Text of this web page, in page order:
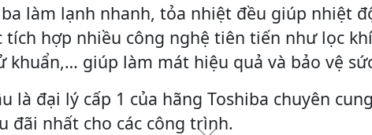
làm lạnh nhanh, tỏa nhiệt đều giúp nhiệt
tích hợp nhiều công nghệ tiên tiến như lọc
khuẩn,… giúp làm mát hiệu quả và bảo vệ
là đại lý cấp 1 của hãng Toshiba chuyên
đãi nhất cho các công trình.